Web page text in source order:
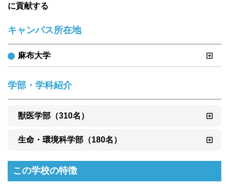
に貢献する
キャンパス所在地
麻布大学
学部・学科紹介
獣医学部（310名）
生命・環境科学部（180名）
この学校の特徴